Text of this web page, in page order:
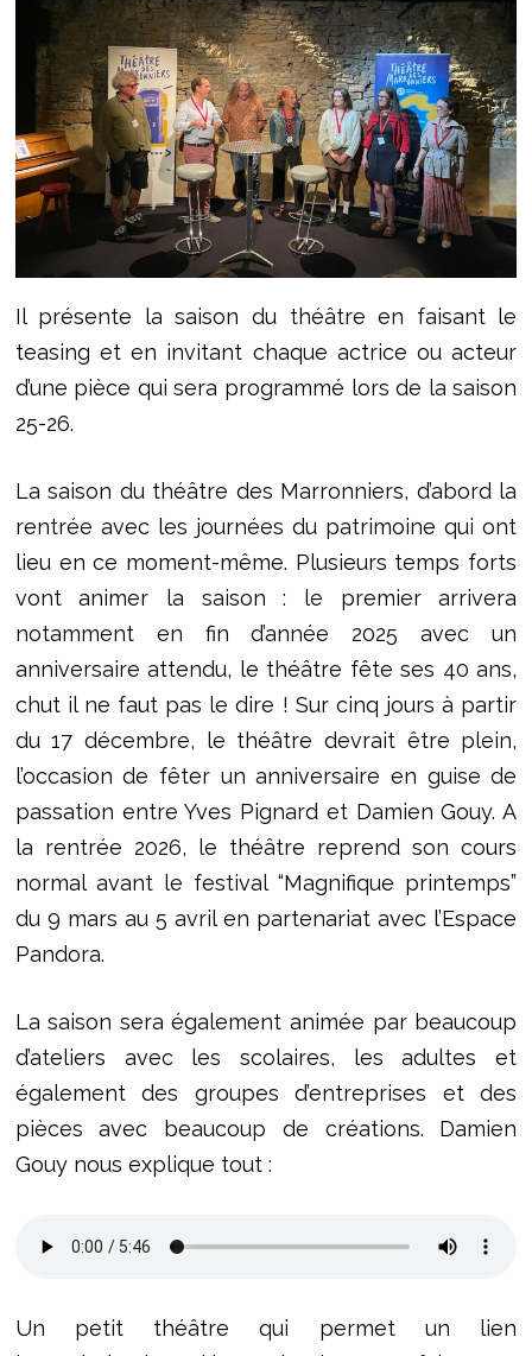
Il présente la saison du théâtre en faisant le
teasing et en invitant chaque actrice ou acteur
d’une pièce qui sera programmé lors de la saison
25-26.
La saison du théâtre des Marronniers, d’abord la
rentrée avec les journées du patrimoine qui ont
lieu en ce moment-même. Plusieurs temps forts
vont animer la saison : le premier arrivera
notamment en fin d’année 2025 avec un
anniversaire attendu, le théâtre fête ses 40 ans,
chut il ne faut pas le dire ! Sur cinq jours à partir
du 17 décembre, le théâtre devrait être plein,
l’occasion de fêter un anniversaire en guise de
passation entre Yves Pignard et Damien Gouy. A
la rentrée 2026, le théâtre reprend son cours
normal avant le festival “Magnifique printemps”
du 9 mars au 5 avril en partenariat avec l’Espace
Pandora.
La saison sera également animée par beaucoup
d’ateliers avec les scolaires, les adultes et
également des groupes d’entreprises et des
pièces avec beaucoup de créations. Damien
Gouy nous explique tout :
Un petit théâtre qui permet un lien